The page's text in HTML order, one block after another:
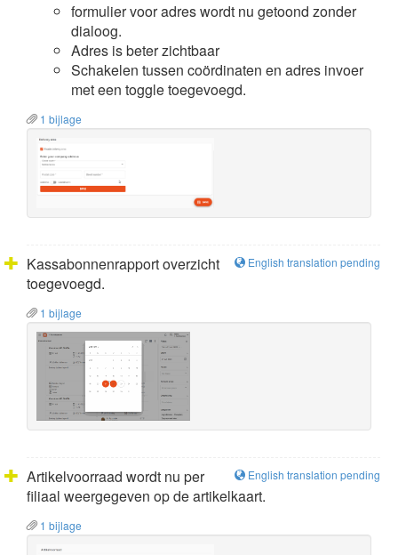
formulier voor adres wordt nu getoond zonder
dialoog.
Adres is beter zichtbaar
Schakelen tussen coördinaten en adres invoer
met een toggle toegevoegd.
1 bijlage
English translation pending
Kassabonnenrapport overzicht
toegevoegd.
1 bijlage
English translation pending
Artikelvoorraad wordt nu per
filiaal weergegeven op de artikelkaart.
1 bijlage